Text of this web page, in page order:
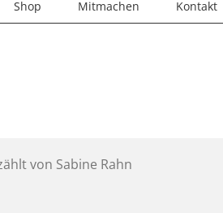
Shop Mitmachen Kontakt
von Sabine Rahn